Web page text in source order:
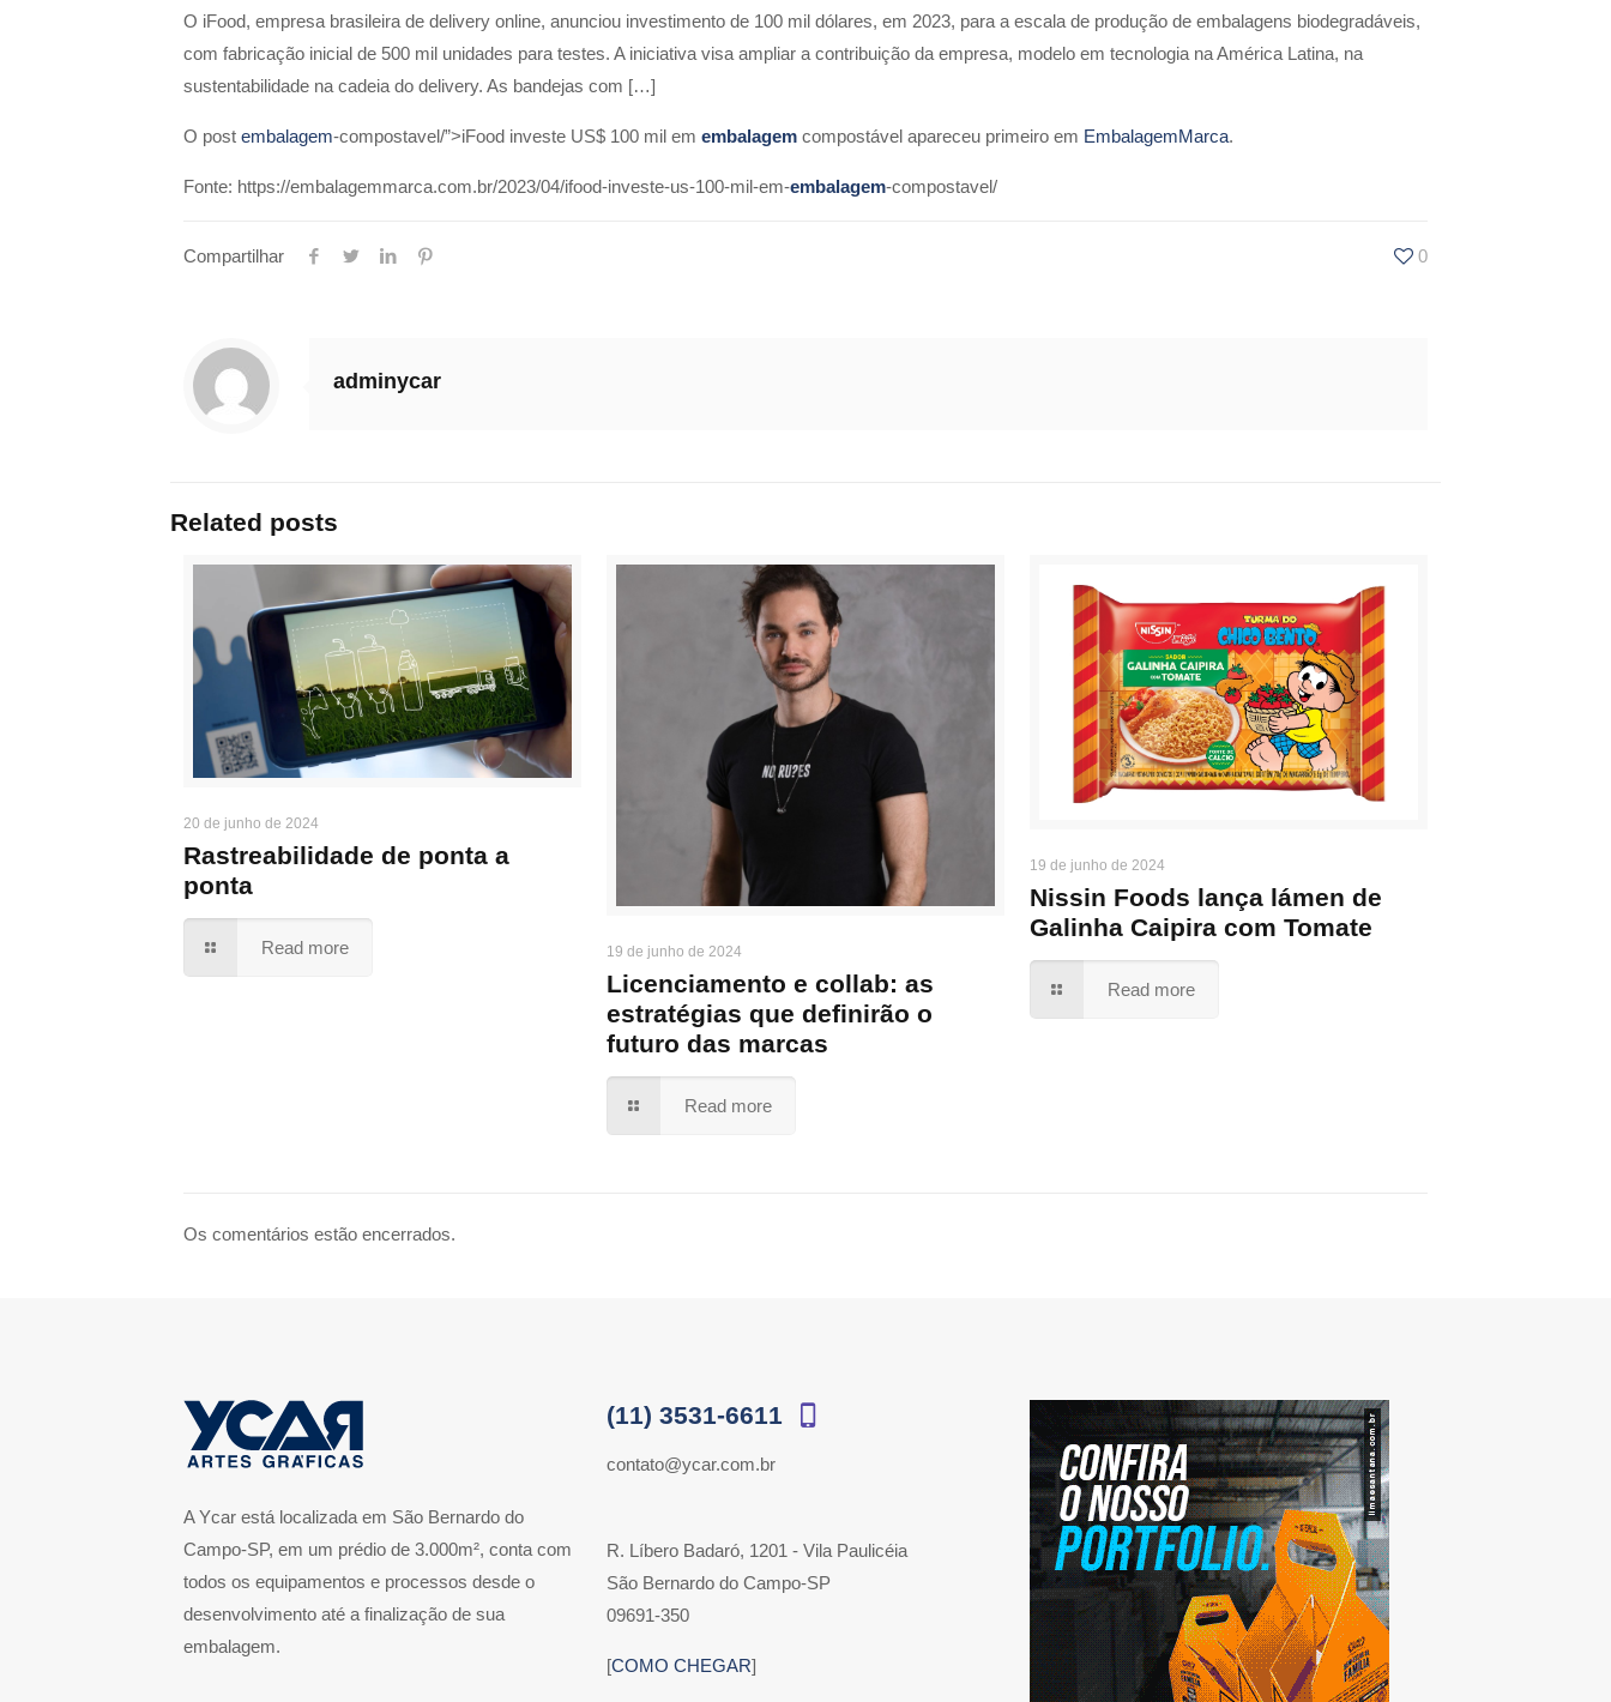
O iFood, empresa brasileira de delivery online, anunciou investimento de 100 mil dólares, em 2023, para a escala de produção de embalagens biodegradáveis,
com fabricação inicial de 500 mil unidades para testes. A iniciativa visa ampliar a contribuição da empresa, modelo em tecnologia na América Latina, na
sustentabilidade na cadeia do delivery. As bandejas com […]
O post embalagem-compostavel/”>iFood investe US$ 100 mil em embalagemcompostável apareceu primeiro em EmbalagemMarca.
Fonte: https://embalagemmarca.com.br/2023/04/ifood-investe-us-100-mil-em-embalagem-compostavel/
Compartilhar 0
adminycar
Related posts
20 de junho de 2024
Rastreabilidade de ponta a
ponta
Read more 19 de junho de 2024
Licenciamento e collab: as
estratégias que definirão o
futuro das marcas
Read more
19 de junho de 2024
Nissin Foods lança lámen de
Galinha Caipira com Tomate
Read more
Os comentários estão encerrados.
A Ycar está localizada em São Bernardo do
Campo-SP, em um prédio de 3.000m², conta com
todos os equipamentos e processos desde o
desenvolvimento até a finalização de sua
embalagem.
(11) 3531-6611
contato@ycar.com.br
R. Líbero Badaró, 1201 - Vila Paulicéia
São Bernardo do Campo-SP
09691-350
[COMO CHEGAR]